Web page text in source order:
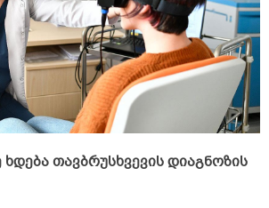
თავბრუსხვევის დიაგნოზის